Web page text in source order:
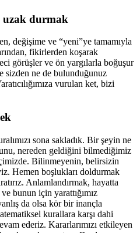
uzak durmak
değişime ve “yeni”ye tamamıyla
fikirlerden koşarak
görüşler ve ön yargılarla boğuşur
sizden ne de bulunduğunuz
vurulan ket, bizi
sona sakladık. Bir şeyin ne
nereden geldiğini bilmediğimiz
Bilinmeyenin, belirsizin
Hemen boşlukları doldurmak
Anlamlandırmak, hayatta
bunun için yarattığımız
da olsa kör bir inançla
kurallara karşı dahi
ederiz. Kararlarımızı etkileyen